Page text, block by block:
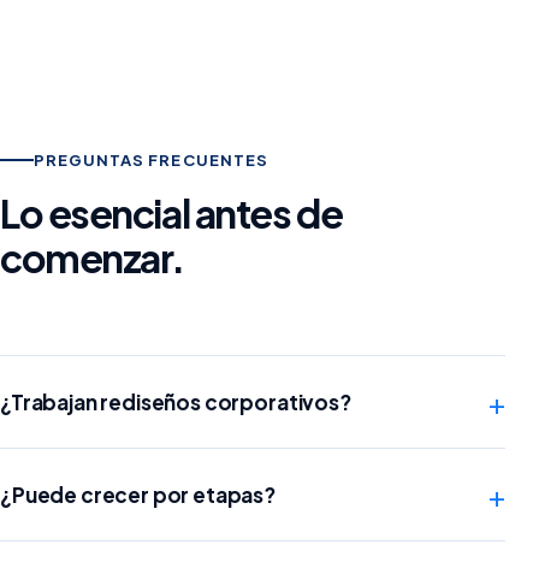
PREGUNTAS FRECUENTES
Lo esencial antes de
comenzar.
¿Trabajan rediseños corporativos? +
¿Puede crecer por etapas? +